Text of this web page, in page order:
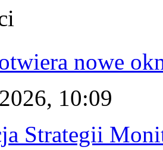
nowe
10:09
Strategii